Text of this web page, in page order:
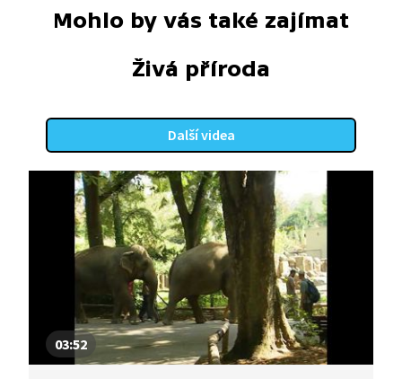
Mohlo by vás také zajímat
Živá příroda
Další videa
03:52